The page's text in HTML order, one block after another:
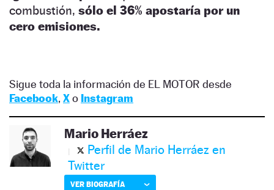
combustión, sólo el 36% apostaría por un
cero emisiones.
Sigue toda la información de EL MOTOR desde
Facebook, Xo Instagram
Mario Herráez
Perfil de Mario Herráez en
Twitter
VER BIOGRAFÍA